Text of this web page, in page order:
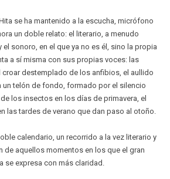
se ha mantenido a la escucha, micrófono
un doble relato: el literario, a menudo
sonoro, en el que ya no es él, sino la propia
a sí misma con sus propias voces: las
croar destemplado de los anfibios, el aullido
un telón de fondo, formado por el silencio
los insectos en los días de primavera, el
las tardes de verano que dan paso al otoño.
calendario, un recorrido a la vez literario y
de aquellos momentos en los que el gran
se expresa con más claridad.